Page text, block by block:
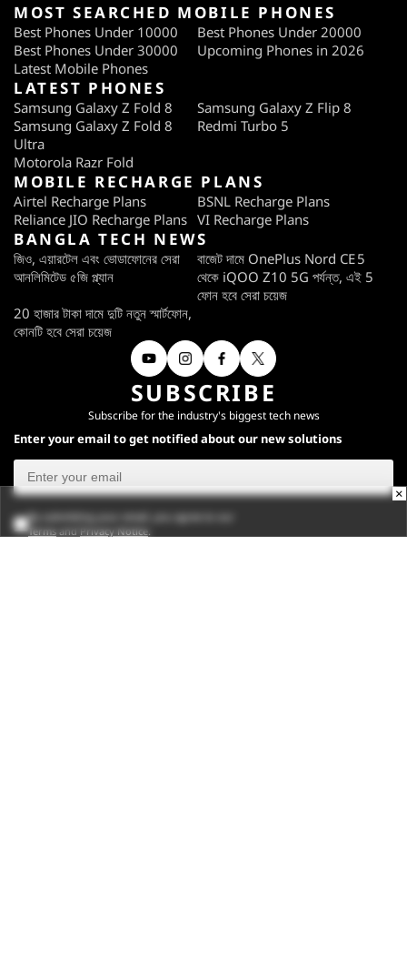
MOST SEARCHED MOBILE PHONES
Best Phones Under 10000
Best Phones Under 20000
Best Phones Under 30000
Upcoming Phones in 2026
Latest Mobile Phones
LATEST PHONES
Samsung Galaxy Z Fold 8
Samsung Galaxy Z Flip 8
Samsung Galaxy Z Fold 8
Ultra
Redmi Turbo 5
Motorola Razr Fold
MOBILE RECHARGE PLANS
Airtel Recharge Plans
BSNL Recharge Plans
Reliance JIO Recharge Plans VI Recharge Plans
BANGLA TECH NEWS
জিও, এয়ারটেল এবং ভোডাফোনের সেরা
আনলিমিটেড ৫জি প্ল্যান
বাজেট দামে OnePlus Nord CE 5
থেকে iQOO Z10 5G পর্যন্ত, এই 5
ফোন হবে সেরা চয়েজ
20 হাজার টাকা দামে দুটি নতুন স্মার্টফোন,
কোনটি হবে সেরা চয়েজ
SUBSCRIBE
Subscribe for the industry's biggest tech news
Enter your email to get notified about our new solutions
By submitting your email, you agree to our
Terms and Privacy Notice.
×